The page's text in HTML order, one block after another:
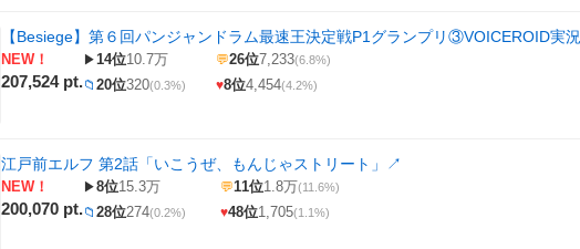
【Besiege】第６回パンジャンドラム最速王決定戦P1グランプリ③VOICEROID実況
NEW！
207,524 pt.
▶14位10.7万 💬26位7,233(6.8%)
📁 20位320(0.3%) ♥8位4,454(4.2%)
江戸前エルフ 第2話「いこうぜ、もんじゃストリート」 ↗
NEW！
200,070 pt.
▶8位15.3万 💬11位1.8万(11.6%)
📁 28位274(0.2%) ♥48位1,705(1.1%)